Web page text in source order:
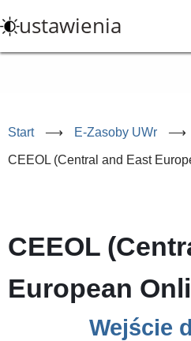
do
treści
ustawienia
Start ⟶ E-Zasoby UWr ⟶
CEEOL (Central and East
CEEOL
European
Wejście